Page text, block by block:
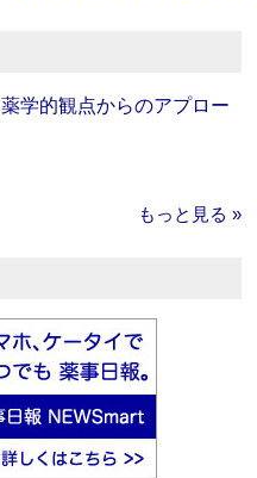
学的観点からのアプロー
もっと見る »